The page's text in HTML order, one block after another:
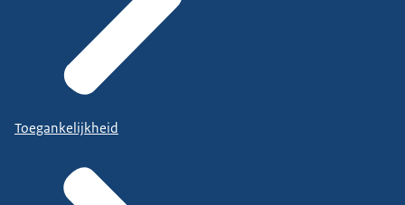
Toegankelijkheid